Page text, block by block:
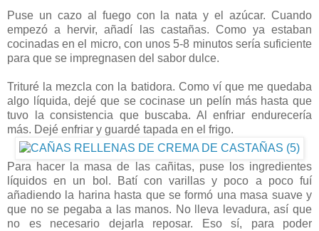
Puse un cazo al fuego con la nata y el azúcar. Cuando
empezó a hervir, añadí las castañas. Como ya estaban
cocinadas en el micro, con unos 5-8 minutos sería suficiente
para que se impregnasen del sabor dulce.
Trituré la mezcla con la batidora. Como ví que me quedaba
algo líquida, dejé que se cocinase un pelín más hasta que
tuvo la consistencia que buscaba. Al enfriar endurecería
más. Dejé enfriar y guardé tapada en el frigo.
Para hacer la masa de las cañitas, puse los ingredientes
líquidos en un bol. Batí con varillas y poco a poco fuí
añadiendo la harina hasta que se formó una masa suave y
que no se pegaba a las manos. No lleva levadura, así que
no es necesario dejarla reposar. Eso sí, para poder